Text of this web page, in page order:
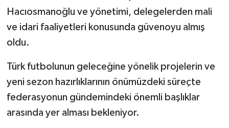
Hacıosmanoğlu ve yönetimi, delegelerden mali
ve idari faaliyetleri konusunda güvenoyu almış
oldu.
Türk futbolunun geleceğine yönelik projelerin ve
yeni sezon hazırlıklarının önümüzdeki süreçte
federasyonun gündemindeki önemli başlıklar
arasında yer alması bekleniyor.